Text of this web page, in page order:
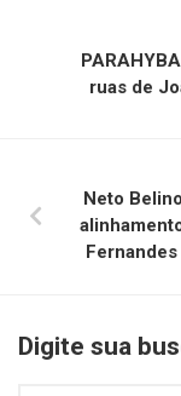
ruas de
Neto
Fernandes
Digite sua